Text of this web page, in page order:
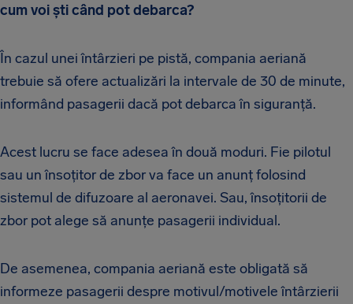
cum voi ști când pot debarca?
În cazul unei întârzieri pe pistă, compania aeriană
trebuie să ofere actualizări la intervale de 30 de minute,
informând pasagerii dacă pot debarca în siguranță.
Acest lucru se face adesea în două moduri. Fie pilotul
sau un însoțitor de zbor va face un anunț folosind
sistemul de difuzoare al aeronavei. Sau, însoțitorii de
zbor pot alege să anunțe pasagerii individual.
De asemenea, compania aeriană este obligată să
informeze pasagerii despre motivul/motivele întârzierii